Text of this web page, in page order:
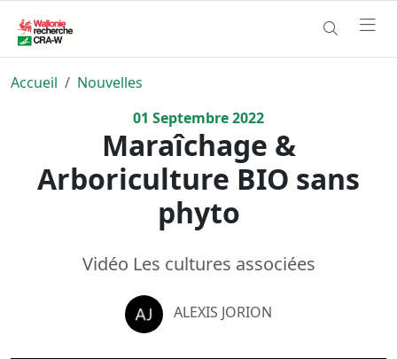
Accueil
Nouvelles
01 Septembre2022
Maraîchage &
Arboriculture BIO sans
phyto
Vidéo Les cultures associées
ALEXIS JORION